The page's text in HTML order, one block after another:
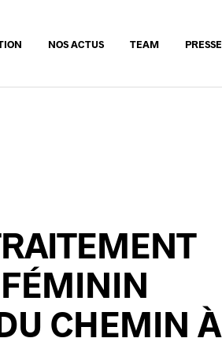
NOS ACTUS TEAM PRESSE
CHEMIN À